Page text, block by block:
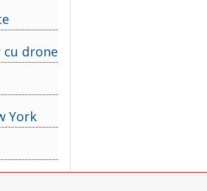
drone
York